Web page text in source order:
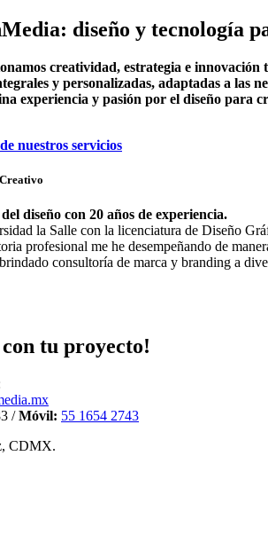
diseño y tecnología
creatividad, estrategia e innovación
y personalizadas, adaptadas a las
experiencia y pasión por el diseño para
nuestros servicios
diseño con 20 años de experiencia.
la Salle con la licenciatura de Diseño
profesional me he desempeñando de
consultoría de marca y branding a
con tu proyecto!
/Móvil: 55 1654 2743
CDMX.